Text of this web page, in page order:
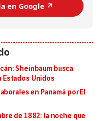
en Google ↗️
Sheinbaum busca
Estados Unidos
en Panamá por El
de 1882: la noche que